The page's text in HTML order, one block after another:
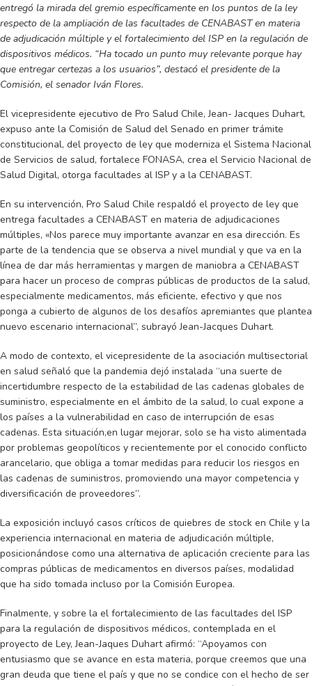
entregó la mirada del gremio específicamente en los puntos de la ley
respecto de la ampliación de las facultades de CENABAST en materia
de adjudicación múltiple y el fortalecimiento del ISP en la regulación de
dispositivos médicos. “Ha tocado un punto muy relevante porque hay
que entregar certezas a los usuarios”, destacó el presidente de la
Comisión, el senador Iván Flores.
El vicepresidente ejecutivo de Pro Salud Chile, Jean- Jacques Duhart,
expuso ante la Comisión de Salud del Senado en primer trámite
constitucional, del proyecto de ley que moderniza el Sistema Nacional
de Servicios de salud, fortalece FONASA, crea el Servicio Nacional de
Salud Digital, otorga facultades al ISP y a la CENABAST.
En su intervención, Pro Salud Chile respaldó el proyecto de ley que
entrega facultades a CENABAST en materia de adjudicaciones
múltiples, «Nos parece muy importante avanzar en esa dirección. Es
parte de la tendencia que se observa a nivel mundial y que va en la
línea de dar más herramientas y margen de maniobra a CENABAST
para hacer un proceso de compras públicas de productos de la salud,
especialmente medicamentos, más eficiente, efectivo y que nos
ponga a cubierto de algunos de los desafíos apremiantes que plantea
nuevo escenario internacional”, subrayó Jean-Jacques Duhart.
A modo de contexto, el vicepresidente de la asociación multisectorial
en salud señaló que la pandemia dejó instalada “una suerte de
incertidumbre respecto de la estabilidad de las cadenas globales de
suministro, especialmente en el ámbito de la salud, lo cual expone a
los países a la vulnerabilidad en caso de interrupción de esas
cadenas. Esta situación,en lugar mejorar, solo se ha visto alimentada
por problemas geopolíticos y recientemente por el conocido conflicto
arancelario, que obliga a tomar medidas para reducir los riesgos en
las cadenas de suministros, promoviendo una mayor competencia y
diversificación de proveedores”.
La exposición incluyó casos críticos de quiebres de stock en Chile y la
experiencia internacional en materia de adjudicación múltiple,
posicionándose como una alternativa de aplicación creciente para las
compras públicas de medicamentos en diversos países, modalidad
que ha sido tomada incluso por la Comisión Europea.
Finalmente, y sobre la el fortalecimiento de las facultades del ISP
para la regulación de dispositivos médicos, contemplada en el
proyecto de Ley, Jean-Jaques Duhart afirmó: “Apoyamos con
entusiasmo que se avance en esta materia, porque creemos que una
gran deuda que tiene el país y que no se condice con el hecho de ser